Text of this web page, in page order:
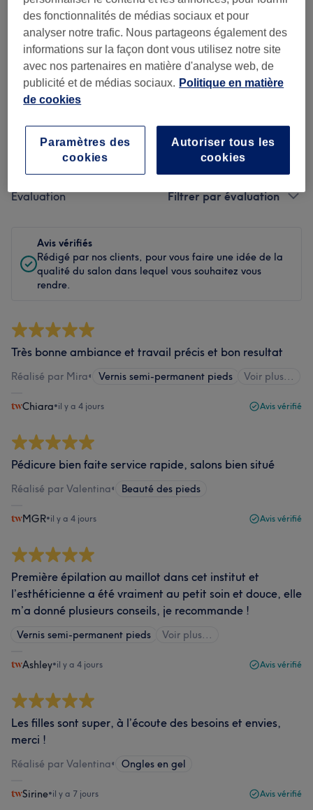
Propreté
Personnel
Toutes les prestations
Évaluation Filtrer par évaluation
Avis vérifiés
Rédigé par nos clients, pour vous faire une idée de la
qualité du salon dans lequel vous souhaitez vous
rendre.
Très bonne ambiance et travail précis et bon resultat
Réalisé par Mira• Vernis semi-permanent pieds Voir plus...
Chiara•il y a 4 jours Avis vérifié
Pédicure bien faite service rapide, salons bien situé
Réalisé par Valentina• Beauté des pieds
MGR•il y a 4 jours Avis vérifié
Première épilation au maillot dans cet institut et
l’esthéticienne a été vraiment au petit soin et douce, elle
m’a donné plusieurs conseils, je recommande !
Vernis semi-permanent pieds Voir plus...
Ashley•il y a 4 jours Avis vérifié
Les filles sont super, à l’écoute des besoins et envies,
merci !
Réalisé par Valentina• Ongles en gel
Sirine•il y a 7 jours Avis vérifié
des fonctionnalités de médias sociaux et pour
analyser notre trafic. Nous partageons également des
informations sur la façon dont vous utilisez notre site
avec nos partenaires en matière d'analyse web, de
publicité et de médias sociaux. Politique en matière
de cookies
Autoriser tous les
cookies
Paramètres des
cookies